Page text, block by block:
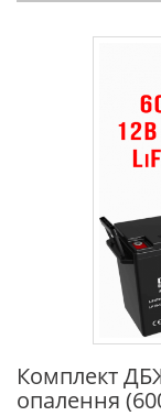
Комплект
опалення